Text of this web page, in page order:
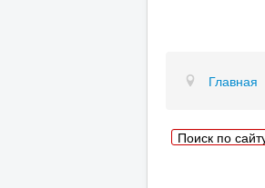
Главная